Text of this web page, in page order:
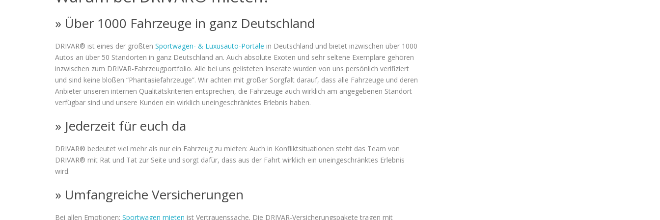
» Über 1000 Fahrzeuge in ganz Deutschland
DRIVAR® ist eines der größten Sportwagen- & Luxusauto-Portale in Deutschland und bietet inzwischen über 1000
Autos an über 50 Standorten in ganz Deutschland an. Auch absolute Exoten und sehr seltene Exemplare gehören
inzwischen zum DRIVAR-Fahrzeugportfolio. Alle bei uns gelisteten Inserate wurden von uns persönlich verifiziert
und sind keine bloßen “Phantasiefahrzeuge”. Wir achten mit großer Sorgfalt darauf, dass alle Fahrzeuge und deren
Anbieter unseren internen Qualitätskriterien entsprechen, die Fahrzeuge auch wirklich am angegebenen Standort
verfügbar sind und unsere Kunden ein wirklich uneingeschränktes Erlebnis haben.
» Jederzeit für euch da
DRIVAR® bedeutet viel mehr als nur ein Fahrzeug zu mieten: Auch in Konfliktsituationen steht das Team von
DRIVAR® mit Rat und Tat zur Seite und sorgt dafür, dass aus der Fahrt wirklich ein uneingeschränktes Erlebnis
wird.
» Umfangreiche Versicherungen
Bei allen Emotionen: Sportwagen mieten ist Vertrauenssache. Die DRIVAR-Versicherungspakete tragen mit